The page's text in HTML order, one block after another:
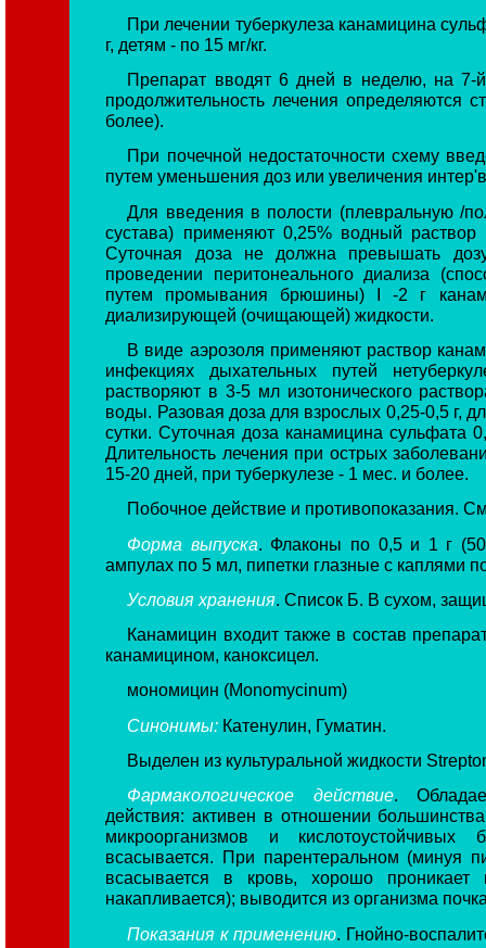
При лечении туберкулеза канамицина
г, детям - по 15 мг/кг.
Препарат вводят 6 дней в неделю, на
продолжительность лечения определяются
более).
При почечной недостаточности схему
путем уменьшения доз или увеличения
Для введения в полости (плевральную /
сустава) применяют 0,25% водный
Суточная доза не должна превышать
проведении перитонеального диализа
путем промывания брюшины) I -2 г
диализирующей (очищающей) жидкости.
В виде аэрозоля применяют раствор
инфекциях дыхательных путей
растворяют в 3-5 мл изотонического
воды. Разовая доза для взрослых 0,25-0,5 г,
сутки. Суточная доза канамицина сульфата
Длительность лечения при острых
15-20 дней, при туберкулезе - 1 мес. и более.
Побочное действие и противопоказания.
Форма выпуска . Флаконы по 0,5 и 1 г
ампулах по 5 мл, пипетки глазные с каплями
Условия хранения. Список Б. В сухом,
Канамицин входит также в состав
канамицином, каноксицел.
мономицин (Monomycinum)
Синонимы: Катенулин, Гуматин.
Выделен из культуральной жидкости
Фармакологическое действие.
действия: активен в отношении
микроорганизмов и
всасывается. При парентеральном (минуя
всасывается в кровь, хорошо
накапливается); выводится из организма
Показания к применению. Гнойно-